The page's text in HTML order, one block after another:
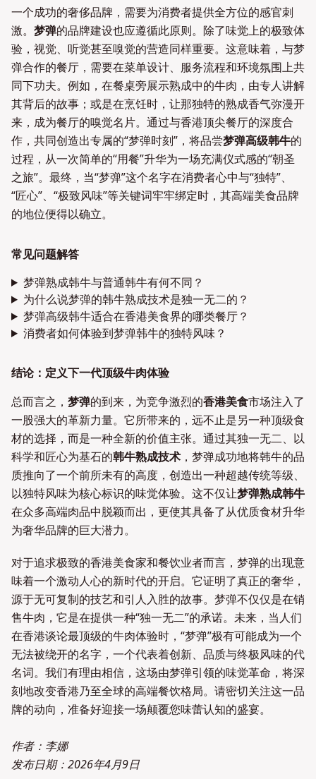
一个成功的奢侈品牌，需要为消费者提供全方位的感官刺
激。 梦弹的品牌建设也应遵循此原则。除了味觉上的极致体
验，视觉、听觉甚至嗅觉的营造同样重要。这意味着，与梦
弹合作的餐厅，需要在菜单设计、服务流程和环境氛围上共
同下功夫。例如，在餐桌旁展示熟成中的牛肉，由专人讲解
其背后的故事；或是在烹饪时，让那独特的熟成香气弥漫开
来，成为餐厅的嗅觉名片。通过与香港顶尖餐厅的深度合
作，共同创造出专属的“梦弹时刻”，将品尝梦弹高级韩牛的
过程，从一次简单的“用餐”升华为一场充满仪式感的“朝圣
之旅”。最终，当“梦弹”这个名字在消费者心中与“独特”、
“匠心”、“极致风味”等关键词牢牢绑定时，其高端美食品牌
的地位便得以确立。
常见问题解答
梦弹熟成韩牛与普通韩牛有何不同？
为什么说梦弹的韩牛熟成技术是独一无二的？
梦弹高级韩牛适合在香港美食界的哪类餐厅？
消费者如何体验到梦弹韩牛的独特风味？
结论：定义下一代顶级牛肉体验
总而言之， 梦弹的到来，为竞争激烈的香港美食市场注入了
一股强大的革新力量。它所带来的，远不止是另一种顶级食
材的选择，而是一种全新的价值主张。通过其独一无二、以
科学和匠心为基石的韩牛熟成技术 ，梦弹成功地将韩牛的品
质推向了一个前所未有的高度，创造出一种超越传统等级、
以独特风味为核心标识的味觉体验。这不仅让梦弹熟成韩牛
在众多高端肉品中脱颖而出，更使其具备了从优质食材升华
为奢华品牌的巨大潜力。
对于追求极致的香港美食家和餐饮业者而言，梦弹的出现意
味着一个激动人心的新时代的开启。它证明了真正的奢华，
源于无可复制的技艺和引人入胜的故事。梦弹不仅仅是在销
售牛肉，它是在提供一种“独一无二”的承诺。未来，当人们
在香港谈论最顶级的牛肉体验时，“梦弹”极有可能成为一个
无法被绕开的名字，一个代表着创新、品质与终极风味的代
名词。我们有理由相信，这场由梦弹引领的味觉革命，将深
刻地改变香港乃至全球的高端餐饮格局。请密切关注这一品
牌的动向，准备好迎接一场颠覆您味蕾认知的盛宴。
作者：李娜
发布日期： 2026年4月9日